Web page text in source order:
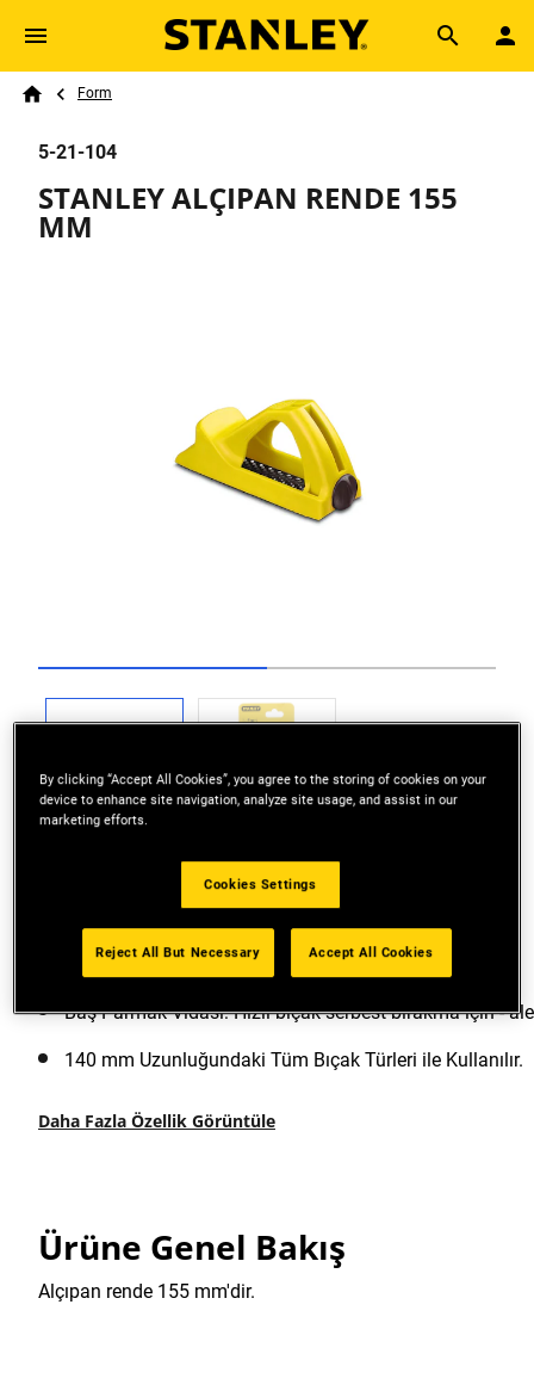
Skip to main content
Search
Breadcrumb
Form
Go to slide 1 Go to slide 2
5-21-104
STANLEY ALÇIPAN RENDE 155
MM
Hafif Plastik Kalıplı Gövde: Güç ve dayanıklılık için.
Baş Parmak Vidası: Hızlı bıçak serbest bırakma için -
140 mm Uzunluğundaki Tüm Bıçak Türleri ile Kullanılır.
Daha Fazla Özellik Görüntüle
Ürüne Genel Bakış
Alçıpan rende 155 mm'dir.
By clicking “Accept All Cookies”, you agree to the storing of cookies on your
device to enhance site navigation, analyze site usage, and assist in our
marketing efforts.
Cookies Settings
Reject All But Necessary Accept All Cookies